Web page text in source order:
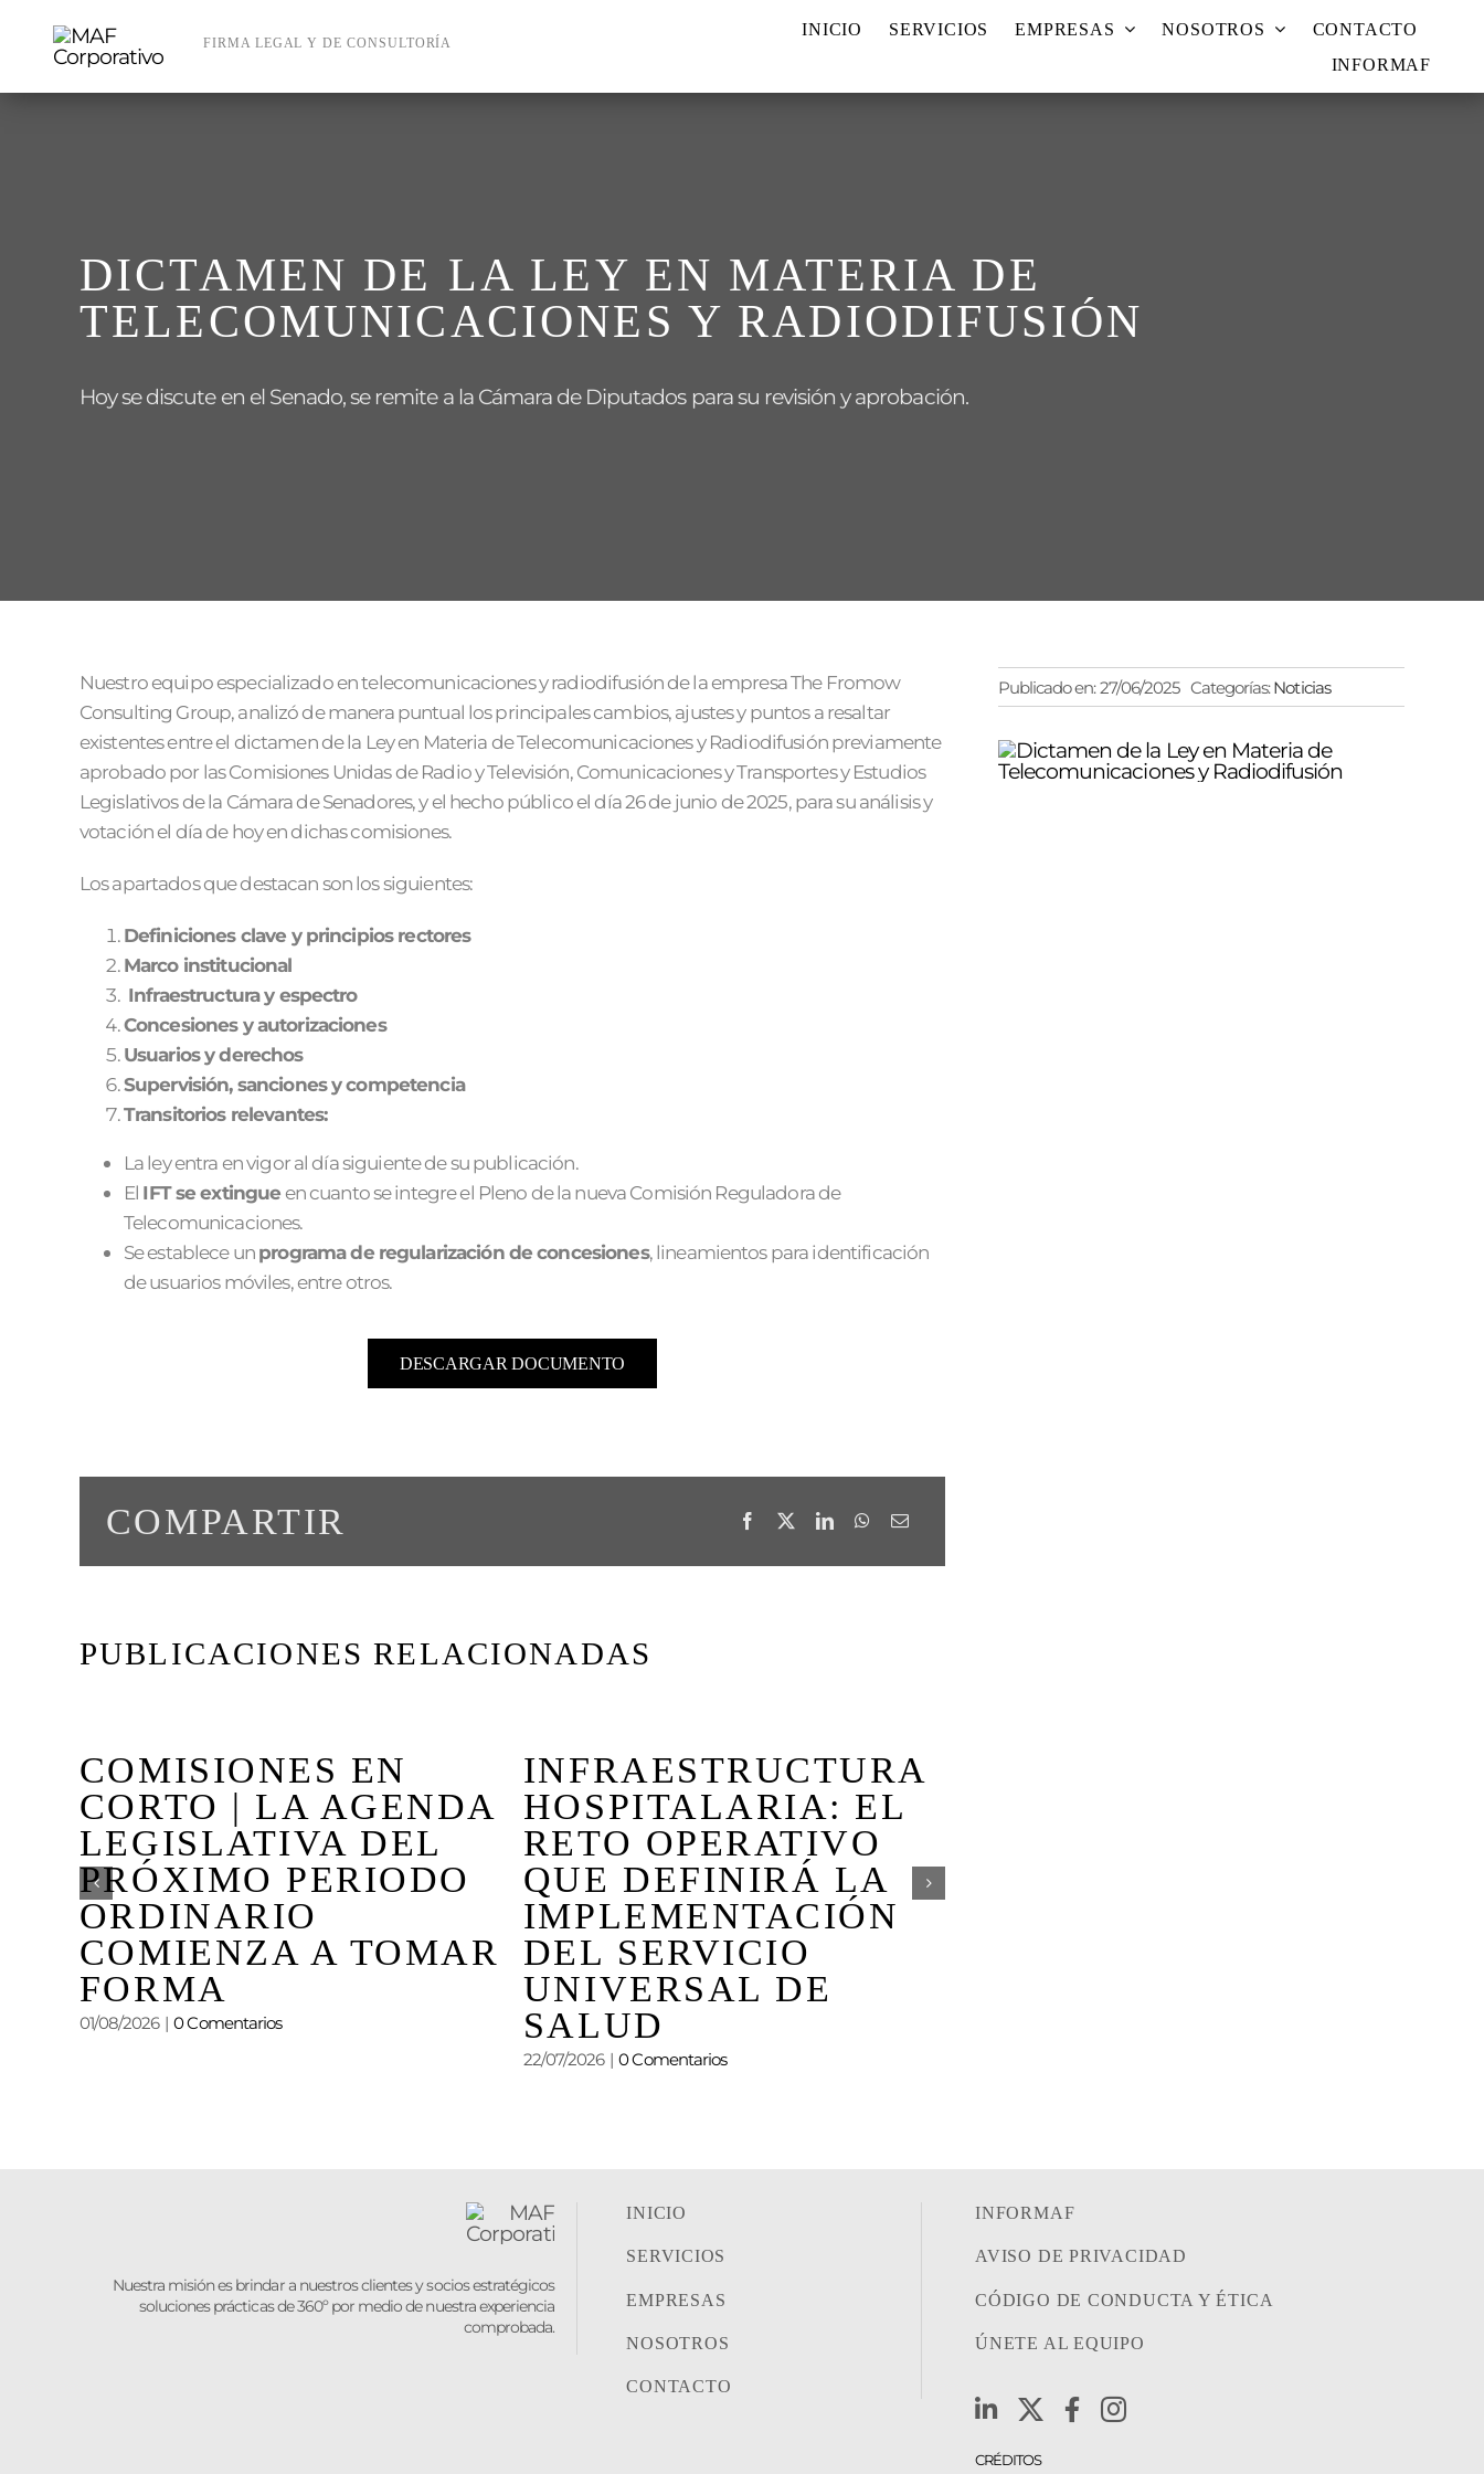
content
FIRMA LEGAL Y DE CONSULTORÍA
INICIO SERVICIOS EMPRESAS NOSOTROS
CONTACTO
INFORMAF
DICTAMEN DE LA LEY EN MATERIA DE
TELECOMUNICACIONES Y RADIODIFUSIÓN
Hoy se discute en el Senado, se remite a la Cámara de Diputados para su revisión y aprobación.
Nuestro equipo especializado en telecomunicaciones y radiodifusión de la empresa The Fromow
Consulting Group, analizó de manera puntual los principales cambios, ajustes y puntos a resaltar
existentes entre el dictamen de la Ley en Materia de Telecomunicaciones y Radiodifusión previamente
aprobado por las Comisiones Unidas de Radio y Televisión, Comunicaciones y Transportes y Estudios
Legislativos de la Cámara de Senadores, y el hecho público el día 26 de junio de 2025, para su análisis y
votación el día de hoy en dichas comisiones.
Los apartados que destacan son los siguientes:
Definiciones clave y principios rectores
Marco institucional
Infraestructura y espectro
Concesiones y autorizaciones
Usuarios y derechos
Supervisión, sanciones y competencia
Transitorios relevantes:
La ley entra en vigor al día siguiente de su publicación.
El IFT se extingueen cuanto se integre el Pleno de la nueva Comisión Reguladora de
Telecomunicaciones.
Se establece unprograma de regularización de concesiones, lineamientos para identificación
de usuarios móviles, entre otros.
Publicado en: 27/06/2025 Categorías:Noticias
DESCARGAR DOCUMENTO
COMPARTIR
PUBLICACIONES RELACIONADAS
COMISIONES EN
CORTO | LA AGENDA
LEGISLATIVA DEL
PRÓXIMO PERIODO
ORDINARIO
COMIENZA A TOMAR
FORMA
01/08/2026 | 0 Comentarios
INFRAESTRUCTURA
HOSPITALARIA: EL
RETO OPERATIVO
QUE DEFINIRÁ LA
IMPLEMENTACIÓN
DEL SERVICIO
UNIVERSAL DE
SALUD
22/07/2026 | 0 Comentarios
Nuestra misión es brindar a nuestros clientes y socios estratégicos
soluciones prácticas de 360º por medio de nuestra experiencia
comprobada.
INICIO
SERVICIOS
EMPRESAS
NOSOTROS
CONTACTO
INFORMAF
AVISO DE PRIVACIDAD
CÓDIGO DE CONDUCTA Y ÉTICA
ÚNETE AL EQUIPO
CRÉDITOS